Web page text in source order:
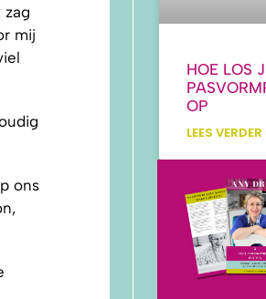
mij
ons
HOE LOS
OP
LEES VERDER